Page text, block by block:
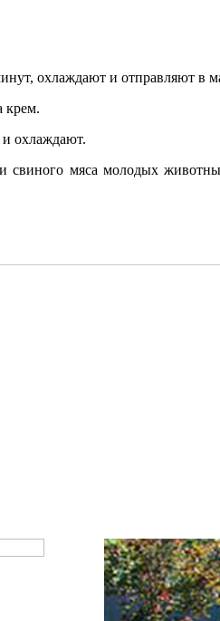
охлаждают и отправляют в
крем.
охлаждают.
мяса молодых